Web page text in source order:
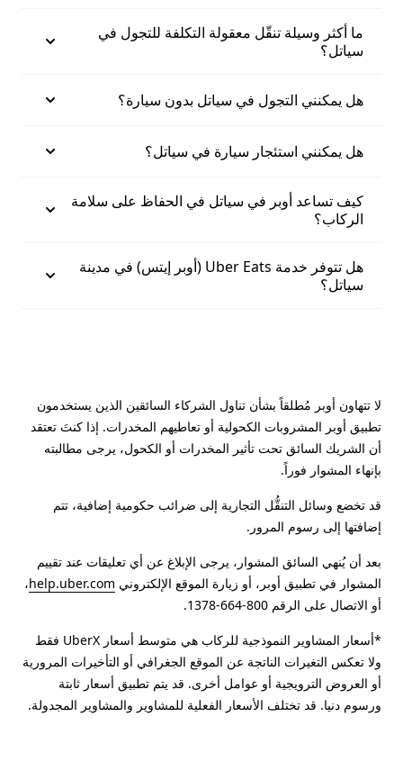
ما أكثر وسيلة تنقّل معقولة التكلفة للتجول في
سياتل؟
هل يمكنني التجول في سياتل بدون سيارة؟
هل يمكنني استئجار سيارة في سياتل؟
كيف تساعد أوبر في سياتل في الحفاظ على سلامة
الركاب؟
هل تتوفر خدمة Uber Eats (أوبر إيتس) في مدينة
سياتل؟
لا تتهاون أوبر مُطلقاً بشأن تناول الشركاء السائقين الذين يستخدمون
تطبيق أوبر المشروبات الكحولية أو تعاطيهم المخدرات. إذا كنتَ تعتقد
أن الشريك السائق تحت تأثير المخدرات أو الكحول، يرجى مطالبته
بإنهاء المشوار فوراً.
قد تخضع وسائل التنقُّل التجارية إلى ضرائب حكومية إضافية، تتم
إضافتها إلى رسوم المرور.
بعد أن يُنهي السائق المشوار، يرجى الإبلاغ عن أي تعليقات عند تقييم
المشوار في تطبيق أوبر، أو زيارة الموقع الإلكتروني help.uber.com،
أو الاتصال على الرقم 800-664-1378.
*أسعار المشاوير النموذجية للركاب هي متوسط أسعار UberX فقط
ولا تعكس التغيرات الناتجة عن الموقع الجغرافي أو التأخيرات المرورية
أو العروض الترويجية أو عوامل أخرى. قد يتم تطبيق أسعار ثابتة
ورسوم دنيا. قد تختلف الأسعار الفعلية للمشاوير والمشاوير المجدولة.